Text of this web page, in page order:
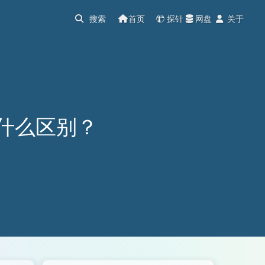
么区别？
首页 探针 网盘 关于